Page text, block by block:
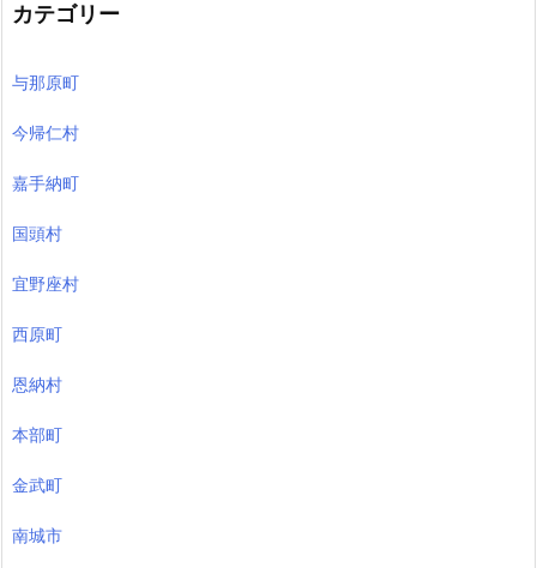
カテゴリー
与那原町
今帰仁村
嘉手納町
国頭村
宜野座村
西原町
恩納村
本部町
金武町
南城市